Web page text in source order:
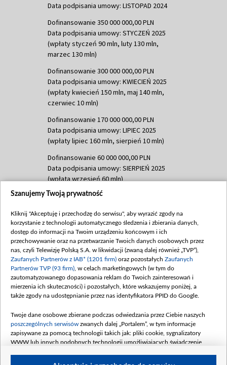
Data podpisania umowy: LISTOPAD 2024
Dofinansowanie 350 000 000,00 PLN
Data podpisania umowy: STYCZEŃ 2025
(wpłaty styczeń 90 mln, luty 130 mln,
marzec 130 mln)
Dofinansowanie 300 000 000,00 PLN
Data podpisania umowy: KWIECIEŃ 2025
(wpłaty kwiecień 150 mln, maj 140 mln,
czerwiec 10 mln)
Dofinansowanie 170 000 000,00 PLN
Data podpisania umowy: LIPIEC 2025
(wpłaty lipiec 160 mln, sierpień 10 mln)
Dofinansowanie 60 000 000,00 PLN
Data podpisania umowy: SIERPIEŃ 2025
(wpłata wrzesień 60 mln)
Dofinansowanie 635 783 051,21 PLN
(wpłata wrzesień 100 mln, październik 350
mln, listopad 265 mln)
Dofinansowanie 48 862 000,00 PLN
Data podpisania umowy: GRUDZIEŃ 2025
(wpłata grudzień 60,548 mln)
Dofinansowanie 900 000 000,00 PLN
Data podpisania umowy: LUTY 2026 (wpłata
kwiecień 180 mln, 7 maja 180 mln, 8
czerwca 90 mln)
Dofinansowanie 250 000 000,00 PLN
4 sierpnia 250 mln
Szanujemy Twoją prywatność
Kliknij "Akceptuję i przechodzę do serwisu", aby wyrazić zgody na
korzystanie z technologii automatycznego śledzenia i zbierania danych,
dostęp do informacji na Twoim urządzeniu końcowym i ich
przechowywanie oraz na przetwarzanie Twoich danych osobowych przez
nas, czyli Telewizję Polską S.A. w likwidacji (zwaną dalej również „TVP”),
Zaufanych Partnerów z IAB* (1201 firm) oraz pozostałych Zaufanych
Partnerów TVP (93 firm) , w celach marketingowych (w tym do
zautomatyzowanego dopasowania reklam do Twoich zainteresowań i
mierzenia ich skuteczności) i pozostałych, które wskazujemy poniżej, a
także zgody na udostępnianie przez nas identyfikatora PPID do Google.
Twoje dane osobowe zbierane podczas odwiedzania przez Ciebie naszych
poszczególnych serwisów zwanych dalej „Portalem”, w tym informacje
zapisywane za pomocą technologii takich jak: pliki cookie, sygnalizatory
WWW lub innych podobnych technologii umożliwiających świadczenie